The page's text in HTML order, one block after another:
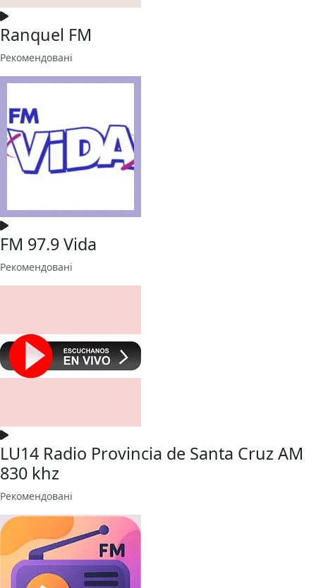
Ranquel FM
Рекомендовані
FM 97.9 Vida
Рекомендовані
LU14 Radio Provincia de Santa Cruz AM
830 khz
Рекомендовані